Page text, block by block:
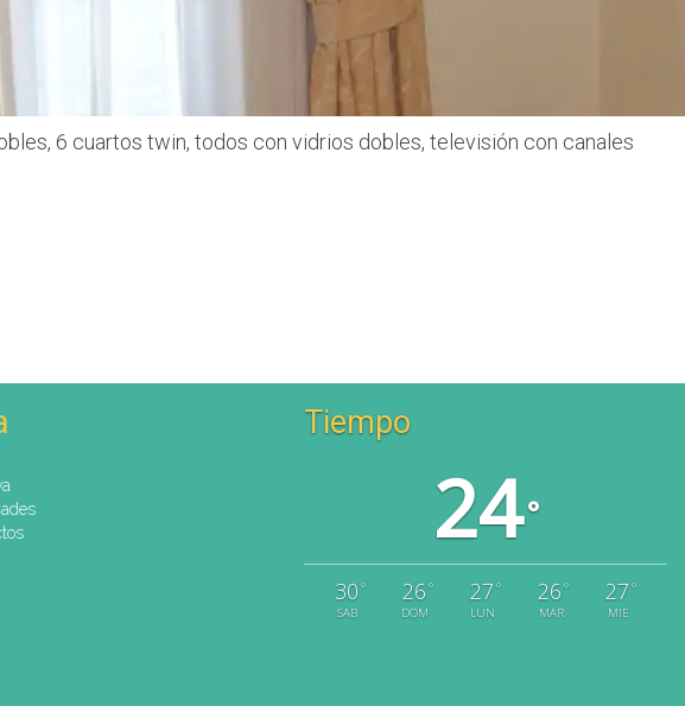
6 cuartos twin, todos con vidrios dobles, televisión con canales
Tiempo
24°
30 °
SAB
26 °
DOM
27 °
LUN
26 °
MAR
27 °
MIE